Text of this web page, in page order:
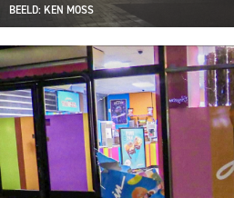
BEELD: KEN MOSS